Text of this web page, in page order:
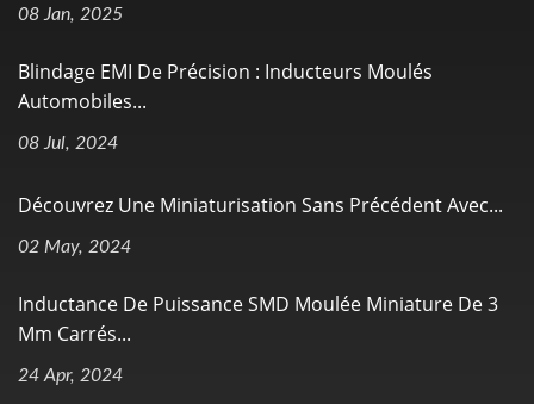
08 Jan, 2025
Blindage EMI De Précision : Inducteurs Moulés
Automobiles...
08 Jul, 2024
Découvrez Une Miniaturisation Sans Précédent Avec...
02 May, 2024
Inductance De Puissance SMD Moulée Miniature De 3
Mm Carrés...
24 Apr, 2024